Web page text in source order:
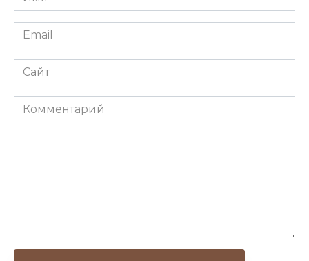
*
Email
*
Сайт
Комментарий